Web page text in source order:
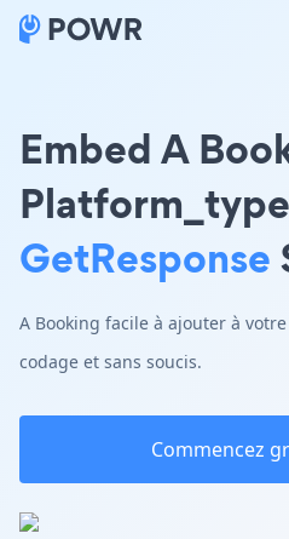
Embed A
GetResponse
A Booking facile à ajouter à
codage et sans soucis.
Commencez